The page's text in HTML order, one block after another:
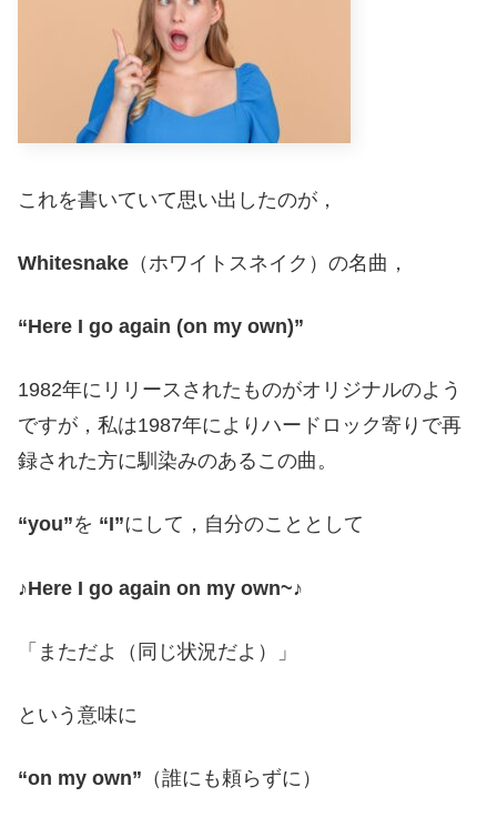
これを書いていて思い出したのが，
Whitesnake （ホワイトスネイク）の名曲，
“Here I go again (on my own)”
1982年にリリースされたものがオリジナルのよう
ですが，私は1987年によりハードロック寄りで再
録された方に馴染みのあるこの曲。
“you”を “I”にして，自分のこととして
♪Here I go again on my own~♪
「まただよ（同じ状況だよ）」
という意味に
“on my own” （誰にも頼らずに）